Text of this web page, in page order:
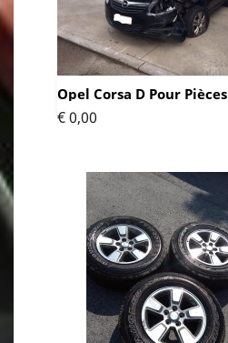
Opel Corsa D Pour Pièces
Prijs
€ 0,00